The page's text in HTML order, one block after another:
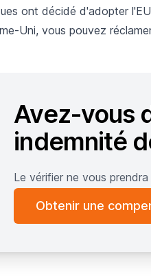
ont décidé d'adopter
Uni, vous pouvez
Avez-vous
indemnité
Le vérifier ne vous prendra
Obtenir une